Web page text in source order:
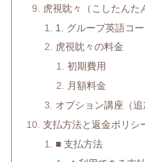
虎視眈々（こしたんた
1. グループ英語コ
虎視眈々の料金
初期費用
月額料金
オプション講座（追
支払方法と返金ポリシ
■ 支払方法